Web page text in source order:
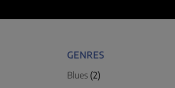
GENRES
Blues (2)